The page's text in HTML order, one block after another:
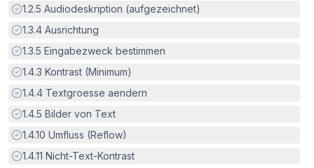
Erfüllt:
1.2.5 Audiodeskription (aufgezeichnet)
Erfüllt:
1.3.4 Ausrichtung
Erfüllt:
1.3.5 Eingabezweck bestimmen
Erfüllt:
1.4.3 Kontrast (Minimum)
Erfüllt:
1.4.4 Textgroesse aendern
Erfüllt:
1.4.5 Bilder von Text
Erfüllt:
1.4.10 Umfluss (Reflow)
Erfüllt:
1.4.11 Nicht-Text-Kontrast